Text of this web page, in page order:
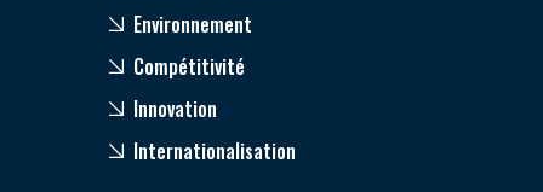
Environnement
Compétitivité
Innovation
Internationalisation